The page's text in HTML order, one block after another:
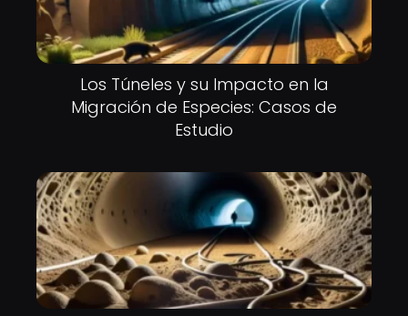
Los Túneles y su Impacto en la
Migración de Especies: Casos de
Estudio